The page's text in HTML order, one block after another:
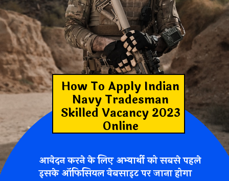
How To Apply Indian
Navy Tradesman
Skilled Vacancy 2023
Online
आवेदन करने के लिए अभ्यार्थी को सबसे पहले
इसके ऑफिसियल वेबसाइट पर जाना होगा